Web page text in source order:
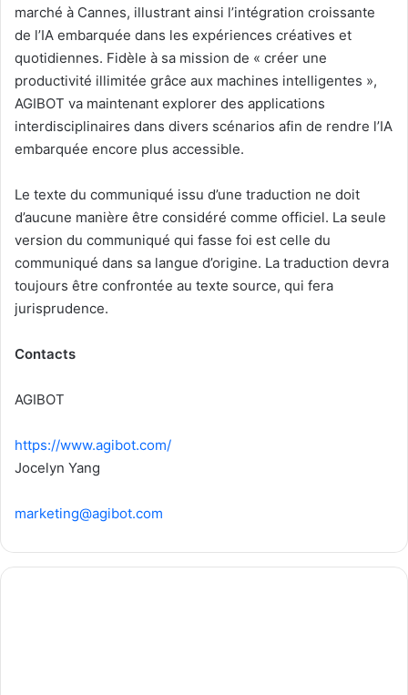
marché à Cannes, illustrant ainsi l’intégration croissante
de l’IA embarquée dans les expériences créatives et
quotidiennes. Fidèle à sa mission de « créer une
productivité illimitée grâce aux machines intelligentes »,
AGIBOT va maintenant explorer des applications
interdisciplinaires dans divers scénarios afin de rendre l’IA
embarquée encore plus accessible.
Le texte du communiqué issu d’une traduction ne doit
d’aucune manière être considéré comme officiel. La seule
version du communiqué qui fasse foi est celle du
communiqué dans sa langue d’origine. La traduction devra
toujours être confrontée au texte source, qui fera
jurisprudence.
Contacts
AGIBOT
https://www.agibot.com/
Jocelyn Yang
marketing@agibot.com